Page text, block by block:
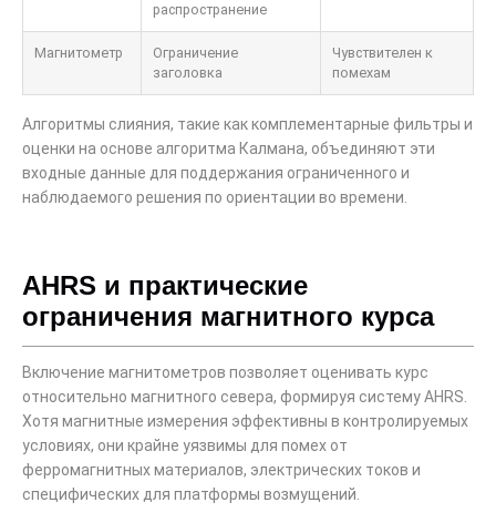
распространение
Магнитометр
Ограничение
заголовка
Чувствителен к
помехам
Алгоритмы слияния, такие как комплементарные фильтры и
оценки на основе алгоритма Калмана, объединяют эти
входные данные для поддержания ограниченного и
наблюдаемого решения по ориентации во времени.
AHRS и практические
ограничения магнитного курса
Включение магнитометров позволяет оценивать курс
относительно магнитного севера, формируя систему AHRS.
Хотя магнитные измерения эффективны в контролируемых
условиях, они крайне уязвимы для помех от
ферромагнитных материалов, электрических токов и
специфических для платформы возмущений.